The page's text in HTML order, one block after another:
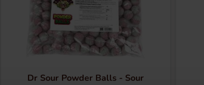
Dr Sour Powder Balls - Sour